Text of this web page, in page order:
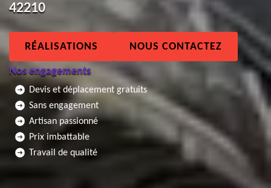
42210
RÉALISATIONS NOUS CONTACTEZ
Nos engagements
Devis et déplacement gratuits
Sans engagement
Artisan passionné
Prix imbattable
Travail de qualité